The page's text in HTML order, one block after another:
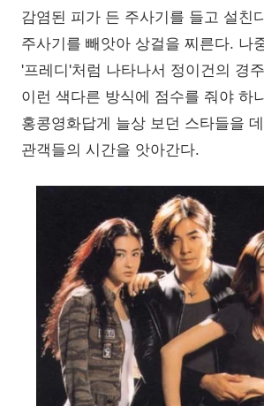
감염된 피가 든 주사기를 들고 설친
주사기를 빼앗아 상걸을 찌른다. 나
'프레디'처럼 나타나서 정이건의 경
이런 색다른 방식에 점수를 줘야 하
홍콩영화답게 늘상 보던 스타들을
관객들의 시간을 앗아간다.